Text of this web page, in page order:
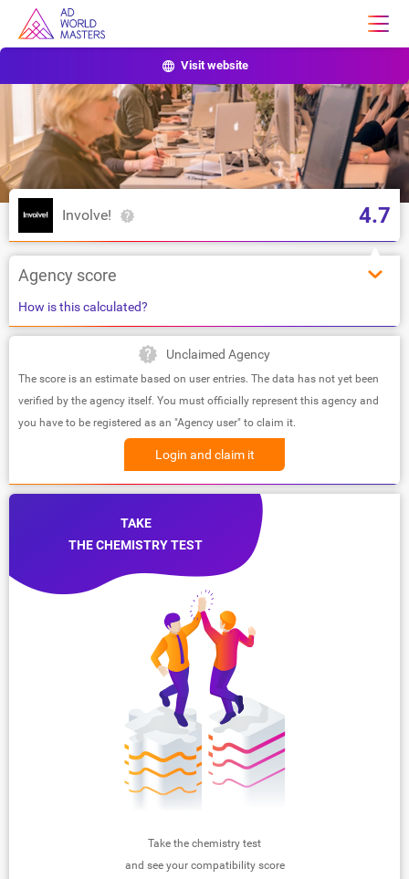
Visit website
Involve! 4.7
Agency score
How is this calculated?
Unclaimed Agency
The score is an estimate based on user entries. The data has not yet been
verified by the agency itself. You must officially represent this agency and
you have to be registered as an "Agency user" to claim it.
Login and claim it
TAKE
THE CHEMISTRY TEST
Take the chemistry test
and see your compatibility score